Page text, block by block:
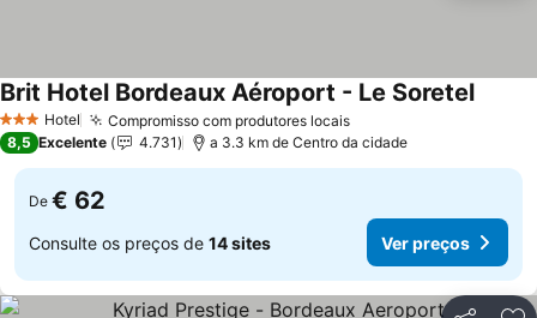
3 EstrelasHotel Compromisso com produtores locais
Brit Hotel Bordeaux Aéroport - Le Soretel
8,5 Excelente 4.731 a 3.3 km de Centro da cidade
De € 62
Consulte os preços de 14 sites Ver preços